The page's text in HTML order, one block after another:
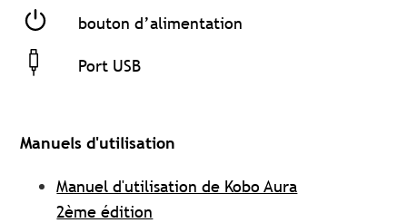
bouton d’alimentation
Port USB
Manuels d'utilisation
Manuel d'utilisation de Kobo Aura
2ème édition